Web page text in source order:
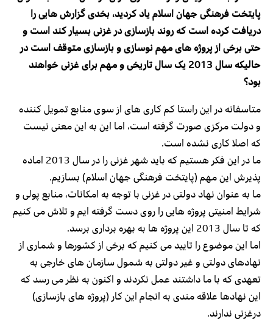
پایتخت فرهنگی جهان اسلام یاد کردید، بخدی گزارش هایی را
دریافت کرده است که روند بازسازی در غزنی بسیار کند است و
حتی برخی از پروژه های مهم نوسازی و بازسازی متوقف است در
حالیکه سال 2013 یک سال تاریخی و مهم برای غزنی خواهند
بود؟
متاسفانه در این راستا کم کاری های از سوی منابع تمویل کننده
و دولت مرکزی صورت گرفته است، اما این به این معنی نیست
که اصلا کاری نشده است.
ما در این فکر هستیم که باید شهر غزنی را در سال 2013 اماده
پذیرش این مهم (پایتخت فرهنگی جهان اسلام) بسازیم.
ما به عنوان نهاد دولتی در غزنی با توجه به امکانات، منابع پولی و
شرایط امنیتی پروژه هایی را روی دست گرفته ایم و تلاش می کنیم
که تا سال 2013 این پروژه ها به بهره برداری برسد.
اما این موضوع را تایید می کنیم که برخی از کشورها و شماری از
نهادهای دولتی و غیر دولتی به شمول سازمان های خارجی به
تعهدی که با ما داشتند عمل نکردند و اکنون به نظر می رسد که
این نهادها علاقه مندی به انجام این کار (پروژه های بازسازی)
درغزنی ندارند.